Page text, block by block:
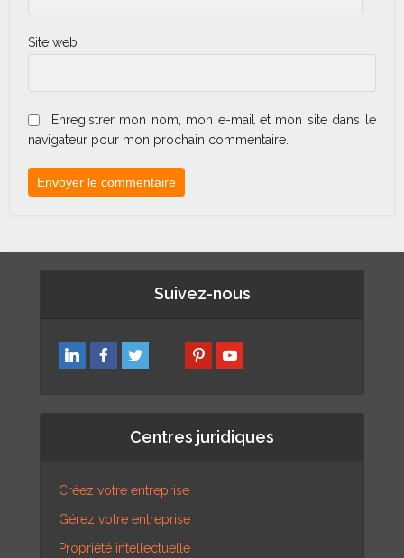
Site web
Enregistrer mon nom, mon e-mail et mon site dans le
navigateur pour mon prochain commentaire.
Suivez-nous
Centres juridiques
Créez votre entreprise
Gérez votre entreprise
Propriété intellectuelle